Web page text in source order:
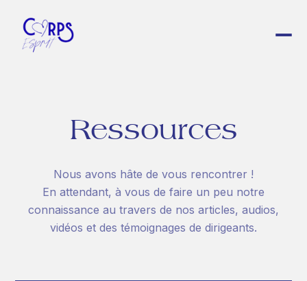
C(œ)rps Esprit
Pleine Conscience en Entreprise
Écologie corporelle
Ressources
Nous avons hâte de vous rencontrer !
En attendant, à vous de faire un peu notre
connaissance au travers de nos articles, audios,
vidéos et des témoignages de dirigeants.